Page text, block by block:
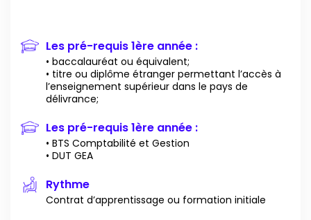
Les pré-requis 1ère année :
• baccalauréat ou équivalent;
• titre ou diplôme étranger permettant l’accès à
l’enseignement supérieur dans le pays de
délivrance;
Les pré-requis 1ère année :
• BTS Comptabilité et Gestion
• DUT GEA
Rythme
Contrat d’apprentissage ou formation initiale